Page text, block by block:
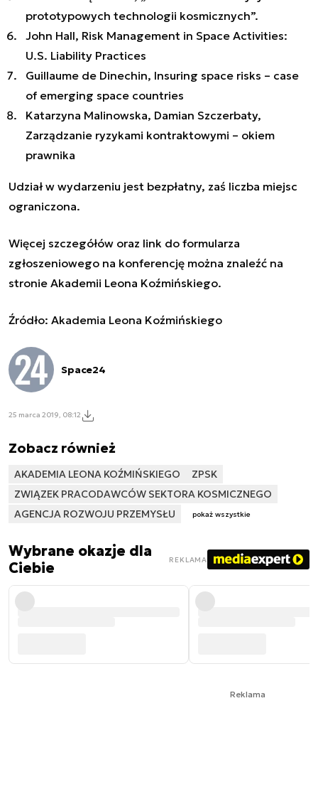
prototypowych technologii kosmicznych”.
John Hall, Risk Management in Space Activities:
U.S. Liability Practices
Guillaume de Dinechin, Insuring space risks – case
of emerging space countries
Katarzyna Malinowska, Damian Szczerbaty,
Zarządzanie ryzykami kontraktowymi – okiem
prawnika
Udział w wydarzeniu jest bezpłatny, zaś liczba miejsc
ograniczona.
Więcej szczegółów oraz link do formularza
zgłoszeniowego na konferencję można znaleźć na
stronie Akademii Leona Koźmińskiego.
Źródło: Akademia Leona Koźmińskiego
Space24
25 marca 2019, 08:12
Zobacz również
AKADEMIA LEONA KOŹMIŃSKIEGO
ZPSK
ZWIĄZEK PRACODAWCÓW SEKTORA KOSMICZNEGO
AGENCJA ROZWOJU PRZEMYSŁU
pokaż wszystkie
Wybrane okazje dla
Ciebie
REKLAMA
Reklama